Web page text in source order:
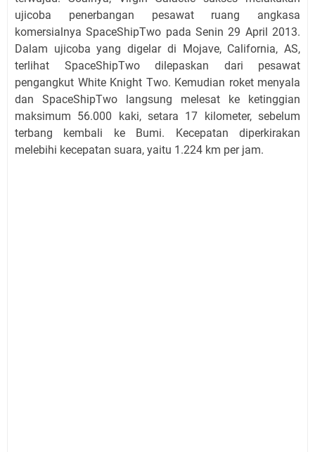
ujicoba penerbangan pesawat ruang angkasa
komersialnya SpaceShipTwo pada Senin 29 April 2013.
Dalam ujicoba yang digelar di Mojave, California, AS,
terlihat SpaceShipTwo dilepaskan dari pesawat
pengangkut White Knight Two. Kemudian roket menyala
dan SpaceShipTwo langsung melesat ke ketinggian
maksimum 56.000 kaki, setara 17 kilometer, sebelum
terbang kembali ke Bumi. Kecepatan diperkirakan
melebihi kecepatan suara, yaitu 1.224 km per jam.